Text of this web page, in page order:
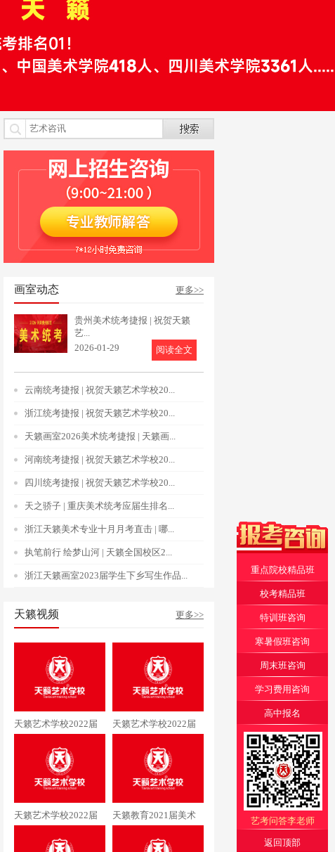
画室动态 更多>>
贵州美术统考捷报 | 祝贺天籁
艺...
2026-01-29
阅读全文
云南统考捷报 | 祝贺天籁艺术学校20...
浙江统考捷报 | 祝贺天籁艺术学校20...
天籁画室2026美术统考捷报 | 天籁画...
河南统考捷报 | 祝贺天籁艺术学校20...
四川统考捷报 | 祝贺天籁艺术学校20...
天之骄子 | 重庆美术统考应届生排名...
浙江天籁美术专业十月月考直击 | 哪...
执笔前行 绘梦山河 | 天籁全国校区2...
浙江天籁画室2023届学生下乡写生作品...
天籁视频 更多>>
天籁艺术学校2022届
美术专业李同学通过清
天籁艺术学校2022届
美术专业阳同学通过中
央美术学院
天籁艺术学校2022届
美术专业黄同学通过中
天籁教育2021届美术
专业潘同学通过清华大
重点院校精品班
校考精品班
特训班咨询
寒暑假班咨询
周末班咨询
学习费用咨询
高中报名
艺考问答李老师
返回顶部